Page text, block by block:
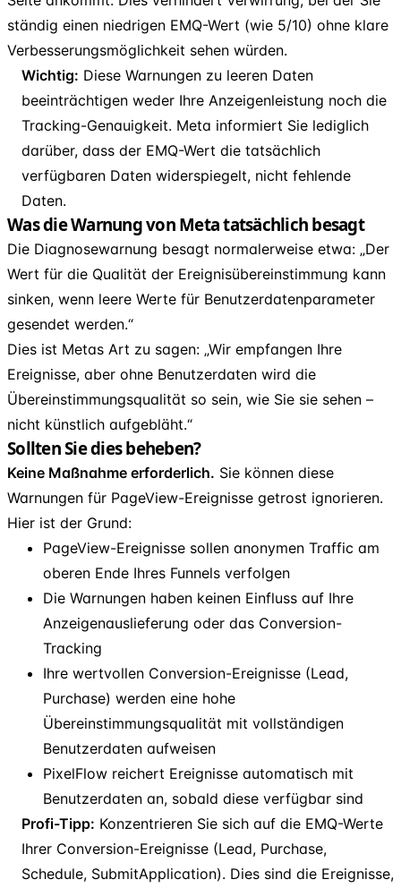
ständig einen niedrigen EMQ-Wert (wie 5/10) ohne klare
Verbesserungsmöglichkeit sehen würden.
Wichtig: Diese Warnungen zu leeren Daten
beeinträchtigen weder Ihre Anzeigenleistung noch die
Tracking-Genauigkeit. Meta informiert Sie lediglich
darüber, dass der EMQ-Wert die tatsächlich
verfügbaren Daten widerspiegelt, nicht fehlende
Daten.
Was die Warnung von Meta tatsächlich besagt
Die Diagnosewarnung besagt normalerweise etwa: „Der
Wert für die Qualität der Ereignisübereinstimmung kann
sinken, wenn leere Werte für Benutzerdatenparameter
gesendet werden.“
Dies ist Metas Art zu sagen: „Wir empfangen Ihre
Ereignisse, aber ohne Benutzerdaten wird die
Übereinstimmungsqualität so sein, wie Sie sie sehen –
nicht künstlich aufgebläht.“
Sollten Sie dies beheben?
Keine Maßnahme erforderlich. Sie können diese
Warnungen für PageView-Ereignisse getrost ignorieren.
Hier ist der Grund:
PageView-Ereignisse sollen anonymen Traffic am
oberen Ende Ihres Funnels verfolgen
Die Warnungen haben keinen Einfluss auf Ihre
Anzeigenauslieferung oder das Conversion-
Tracking
Ihre wertvollen Conversion-Ereignisse (Lead,
Purchase) werden eine hohe
Übereinstimmungsqualität mit vollständigen
Benutzerdaten aufweisen
PixelFlow reichert Ereignisse automatisch mit
Benutzerdaten an, sobald diese verfügbar sind
Profi-Tipp: Konzentrieren Sie sich auf die EMQ-Werte
Ihrer Conversion-Ereignisse (Lead, Purchase,
Schedule, SubmitApplication). Dies sind die Ereignisse,